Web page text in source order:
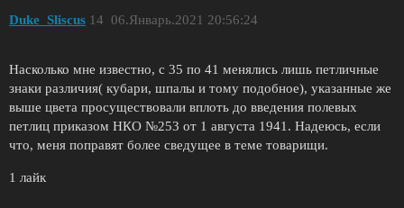
Duke_Sliscus 06.Январь.2021 20:56:24
14
Насколько мне известно, с 35 по 41 менялись лишь петличные
знаки различия( кубари, шпалы и тому подобное), указанные же
выше цвета просуществовали вплоть до введения полевых
петлиц приказом НКО №253 от 1 августа 1941. Надеюсь, если
что, меня поправят более сведущее в теме товарищи.
1 лайк